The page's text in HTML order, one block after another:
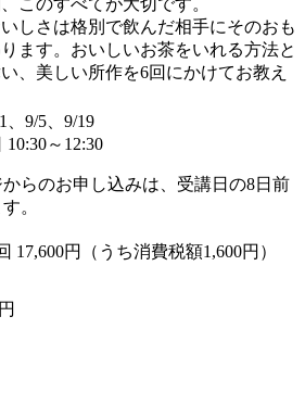
しさは格別で飲んだ相手にそのおも
ます。おいしいお茶をいれる方法と
、美しい所作を6回にかけてお教え
、9/5、9/19
～12:30
らのお申し込みは、受講日の8日前
。
17,600円（うち消費税額1,600円）